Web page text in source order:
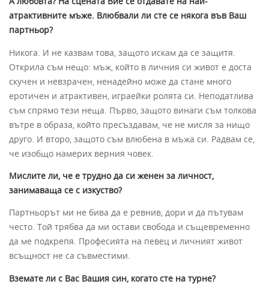
атрактивните мъже. Влюбвали ли сте се някога във Ваш
партньор?
Никога. И не казвам това, защото искам да се защитя.
Открила съм нещо: мъж, който в личния си живот е доста
скучен и невзрачен, ненадейно може да стане много
еротичен и атрактивен, играейки ролята си. Неподатлива
съм спрямо тези неща. Първо, защото винаги съм толкова
вътре в образа, който пресъздавам, че не мисля за нищо
друго. И второ, защото съм влюбена в мъжа си. Радвам се,
че изобщо намерих верния човек.
Мислите ли, че е трудно да си женен за личност,
занимаваща се с изкуство?
Партньорът ми не бива да е ревнив, дори и да пътувам
често. Той трябва да ми остави свобода и същевременно
да ме подкрепя. Професията на певец и личният живот
всъщност не са съвместими.
Вземате ли с Вас Вашия син, когато сте на турне?